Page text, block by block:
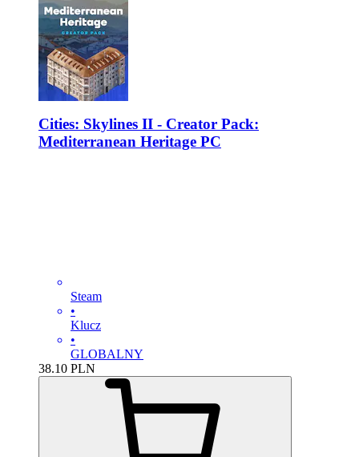
Cities: Skylines II - Creator Pack:
Mediterranean Heritage PC
Steam
•
Klucz
•
GLOBALNY
38.10 PLN